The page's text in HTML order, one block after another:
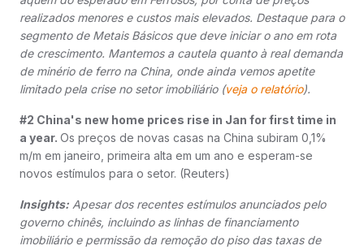
realizados menores e custos mais elevados. Destaque para o
segmento de Metais Básicos que deve iniciar o ano em rota
de crescimento. Mantemos a cautela quanto à real demanda
de minério de ferro na China, onde ainda vemos apetite
limitado pela crise no setor imobiliário (veja o relatório).
#2 China's new home prices rise in Jan for first time in
a year. Os preços de novas casas na China subiram 0,1%
m/m em janeiro, primeira alta em um ano e esperam-se
novos estímulos para o setor. (Reuters)
Insights: Apesar dos recentes estímulos anunciados pelo
governo chinês, incluindo as linhas de financiamento
imobiliário e permissão da remoção do piso das taxas de